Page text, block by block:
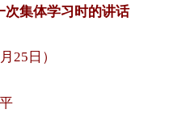
集体学习时的讲话
25日）